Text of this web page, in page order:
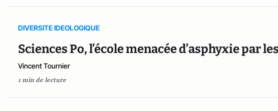
DIVERSITE IDEOLOGIQUE
Sciences Po, l’école menacée d’asphyxie par
Vincent Tournier
1 min de lecture